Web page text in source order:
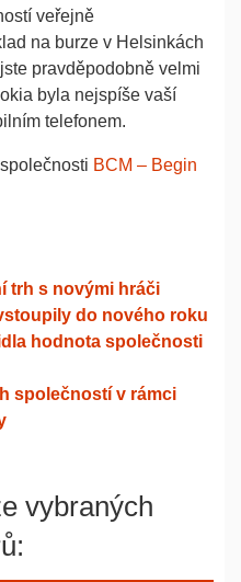
veřejně
na burze v Helsinkách
pravděpodobně velmi
byla nejspíše vaší
telefonem.
BCM – Begin
trh s novými hráči
do nového roku
hodnota společnosti
společností v rámci
vybraných